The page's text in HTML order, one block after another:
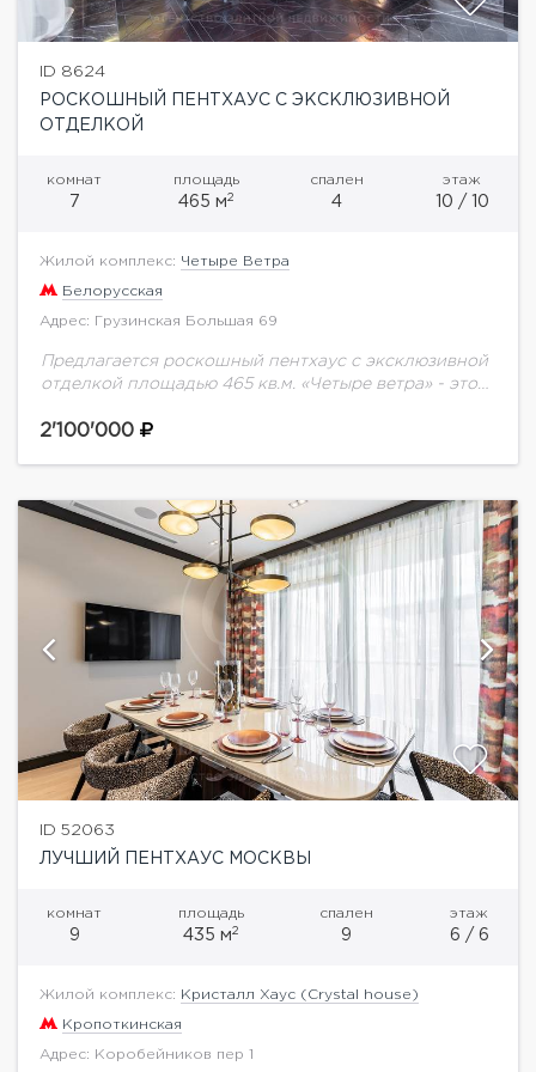
ID 8624
РОСКОШНЫЙ ПЕНТХАУС С ЭКСКЛЮЗИВНОЙ
ОТДЕЛКОЙ
комнат
7
площадь
465 м2
спален
4
этаж
10 / 10
Жилой комплекс: Четыре Ветра
Белорусская
Адрес: Грузинская Большая 69
Предлагается роскошный пентхаус с эксклюзивной
отделкой площадью 465 кв.м. «Четыре ветра» - это
этажности (9-10 этажей) в современном
2'100'000
ID 52063
ЛУЧШИЙ ПЕНТХАУС МОСКВЫ
комнат
9
площадь
435 м2
спален
9
этаж
6 / 6
Жилой комплекс: Кристалл Хаус (Crystal house)
Кропоткинская
Адрес: Коробейников пер 1